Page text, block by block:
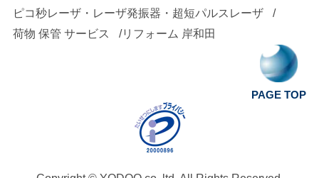
ピコ秒レーザ・レーザ発振器・超短パルスレーザ
荷物 保管 サービス
リフォーム 岸和田
PAGE TOP